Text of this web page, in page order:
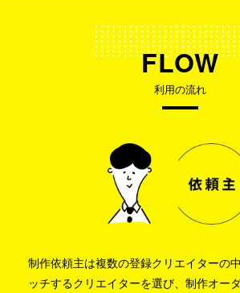
FLOW
利用の流れ
制作依頼主は複数の登録クリエイターの
ッチするクリエイターを選び、制作オー